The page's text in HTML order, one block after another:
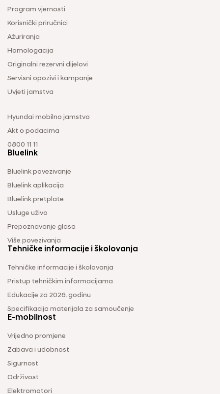
Program vjernosti
Korisnički priručnici
Ažuriranja
Homologacija
Originalni rezervni dijelovi
Servisni opozivi i kampanje
Uvjeti jamstva
Hyundai mobilno jamstvo
Akt o podacima
0800 11 11
Bluelink
Bluelink povezivanje
Bluelink aplikacija
Bluelink pretplate
Usluge uživo
Prepoznavanje glasa
Više povezivanja
Tehničke informacije i školovanja
Tehničke informacije i školovanja
Pristup tehničkim informacijama
Edukacije za 2026. godinu
Specifikacija materijala za samoučenje
E-mobilnost
Vrijedno promjene
Zabava i udobnost
Sigurnost
Održivost
Elektromotori